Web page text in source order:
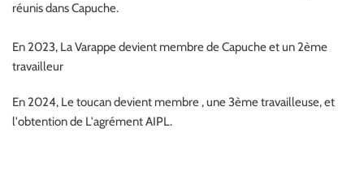
réunis dans Capuche.
En 2023, La Varappe devient membre de Capuche et un 2ème
travailleur
En 2024, Le toucan devient membre , une 3ème travailleuse, et
l'obtention de L'agrément AIPL.